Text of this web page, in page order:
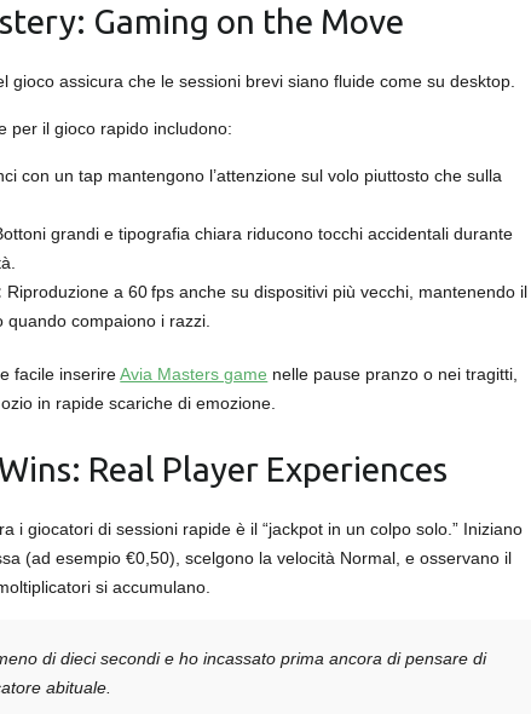
Gaming on the Move
gioco assicura che le sessioni brevi siano fluide come su desktop.
per il gioco rapido includono:
con un tap mantengono l’attenzione sul volo piuttosto che sulla
grandi e tipografia chiara riducono tocchi accidentali durante
Riproduzione a 60 fps anche su dispositivi più vecchi, mantenendo il
quando compaiono i razzi.
facile inserireAvia Masters game nelle pause pranzo o nei tragitti,
in rapide scariche di emozione.
Real Player Experiences
i giocatori di sessioni rapide è il “jackpot in un colpo solo.” Iniziano
(ad esempio €0,50), scelgono la velocità Normal, e osservano il
si accumulano.
di dieci secondi e ho incassato prima ancora di pensare di
abituale.